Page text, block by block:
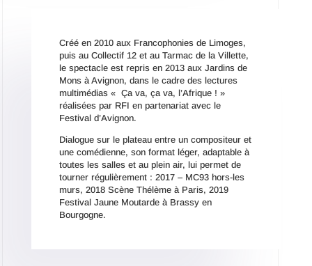
Créé en 2010 aux Francophonies de Limoges,
puis au Collectif 12 et au Tarmac de la Villette,
le spectacle est repris en 2013 aux Jardins de
Mons à Avignon, dans le cadre des lectures
multimédias « Ça va, ça va, l’Afrique ! »
réalisées par RFI en partenariat avec le
Festival d’Avignon.
Dialogue sur le plateau entre un compositeur et
une comédienne, son format léger, adaptable à
toutes les salles et au plein air, lui permet de
tourner régulièrement : 2017 – MC93 hors-les
murs, 2018 Scène Thélème à Paris, 2019
Festival Jaune Moutarde à Brassy en
Bourgogne.